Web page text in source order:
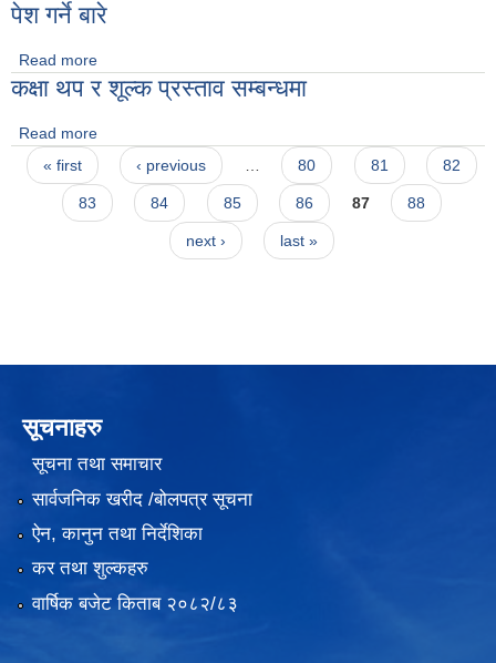
पेश गर्ने बारे
Read more
बारे
कक्षा थप र शूल्क प्रस्ताव सम्बन्धमा
Read more
Pages
« first ‹ previous … 80 81 82
83 84 85 86 87 88
next › last »
सूचनाहरु
सूचना तथा समाचार
सार्वजनिक खरीद /बोलपत्र सूचना
ऐन, कानुन तथा निर्देशिका
कर तथा शुल्कहरु
वार्षिक बजेट किताब २०८२/८३